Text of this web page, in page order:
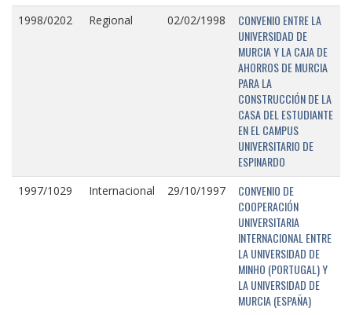
1998/0202 Regional 02/02/1998
CONVENIO ENTRE LA
UNIVERSIDAD DE
MURCIA Y LA CAJA DE
AHORROS DE MURCIA
PARA LA
CONSTRUCCIÓN DE LA
CASA DEL ESTUDIANTE
EN EL CAMPUS
UNIVERSITARIO DE
ESPINARDO
1997/1029 Internacional 29/10/1997
CONVENIO DE
COOPERACIÓN
UNIVERSITARIA
INTERNACIONAL ENTRE
LA UNIVERSIDAD DE
MINHO (PORTUGAL) Y
LA UNIVERSIDAD DE
MURCIA (ESPAÑA)